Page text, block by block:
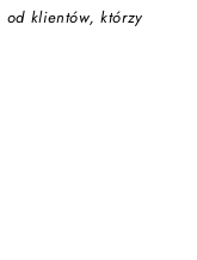
klientów, którzy